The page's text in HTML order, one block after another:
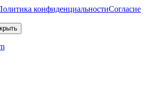
конфиденциальностиСогласие